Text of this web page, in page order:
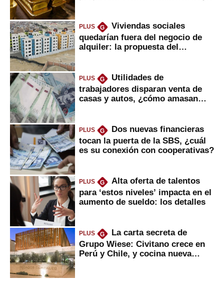
PLUS G
Viviendas sociales
quedarían fuera del negocio de
alquiler: la propuesta del
PLUS G
Utilidades de
trabajadores disparan venta de
casas y autos, ¿cómo amasan
PLUS G
Dos nuevas financieras
tocan la puerta de la SBS, ¿cuál
es su conexión con cooperativas?
PLUS G
Alta oferta de talentos
para ‘estos niveles’ impacta en el
aumento de sueldo: los detalles
PLUS G
La carta secreta de
Grupo Wiese: Civitano crece en
Perú y Chile, y cocina nueva